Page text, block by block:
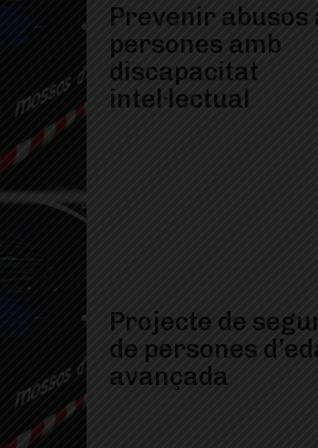
Prevenir abusos
persones amb
discapacitat
intel·lectual
Projecte de
de persones
avançada